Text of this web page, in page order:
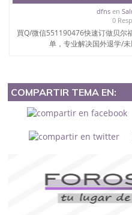
dfnsen
0
買Q/微信551190476快速订做贝尔
单，专业解决国外退学/
COMPARTIR TEMA EN: